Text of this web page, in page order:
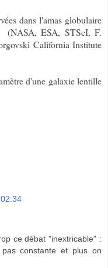
dans l'amas globulaire
(NASA, ESA, STScI, F.
California Institute
d'une galaxie lentille
ce débat "inextricable" :
constante et plus on